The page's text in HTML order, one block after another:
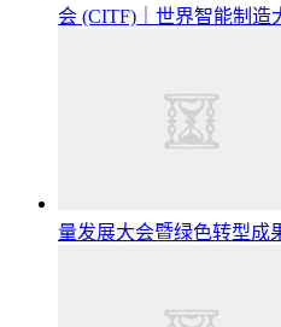
会 (CITF)｜世界智能制造
量发展大会暨绿色转型成